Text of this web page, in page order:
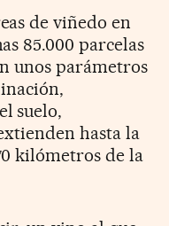
de viñedo en
85.000 parcelas
unos parámetros
suelo,
hasta la
kilómetros de la